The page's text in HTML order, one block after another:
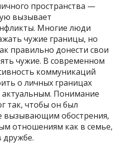
пространства —
вызывает
Многие люди
чужие границы, но
правильно донести свои
чужие. В современном
коммуникаций
о личных границах
актуальным. Понимание
так, чтобы он был
вызывающим обострения,
отношениям как в семье,
дружбе.